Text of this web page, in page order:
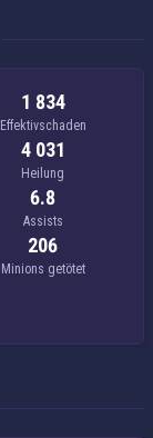
1 834
Effektivschaden
4 031
Heilung
6.8
Assists
206
Minions getötet